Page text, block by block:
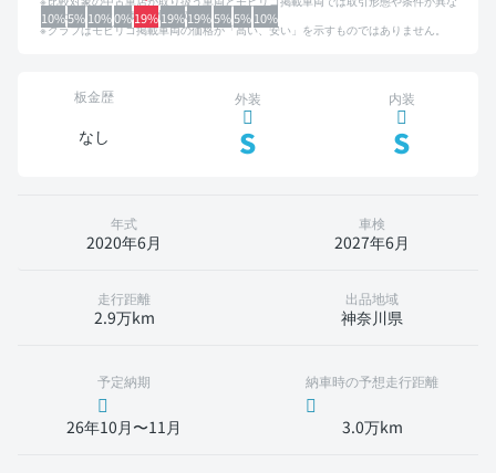
10%5%10%0%19%19%19%5%5%10%
るため、グラフは参考情報です。
グラフはモビリコ掲載車両の価格が「高い、安い」を示すものではありません。
板金歴
なし
外装
S
内装
S
年式
2020年6月
車検
2027年6月
走行距離
2.9万km
出品地域
神奈川県
予定納期
26年10月〜11月
納車時の予想走行距離
3.0万km